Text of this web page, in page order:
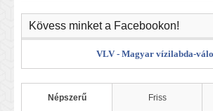
Kövess minket a Facebookon!
VLV - Magyar vízilabda-
Népszerű Friss